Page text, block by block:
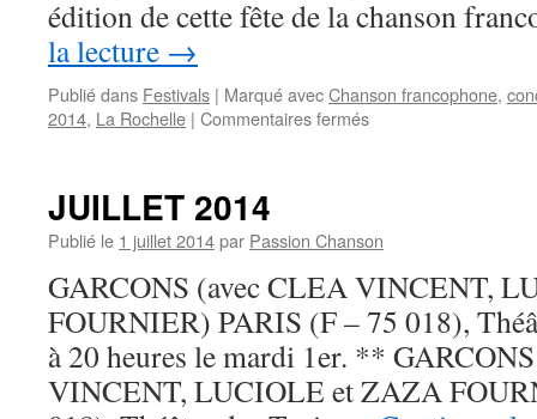
édition de cette fête de la chanson
la lecture →
Publié dans Festivals | Marqué avecChanson francophone,
2014, La Rochelle | Commentaires ferméssur
PLANERA
LES
FRANCOS
DE
LA
ROCHELLE
2014
JUILLET 2014
Publié le 1 juillet 2014par Passion Chanson
GARCONS (avec CLEA VINCENT,
FOURNIER) PARIS (F – 75 018),
à 20 heures le mardi 1er. **
VINCENT, LUCIOLE et ZAZA